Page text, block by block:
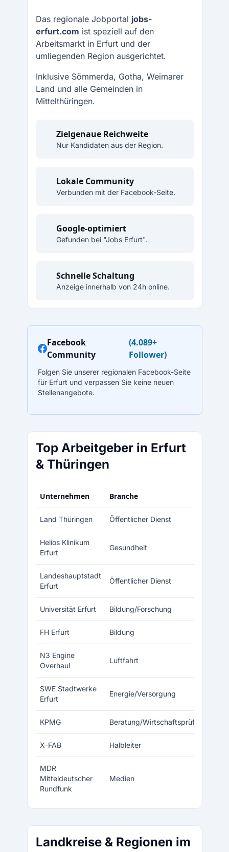
Das regionale Jobportal jobs-
erfurt.com ist speziell auf den
Arbeitsmarkt in Erfurt und der
umliegenden Region ausgerichtet.
Inklusive Sömmerda, Gotha, Weimarer
Land und alle Gemeinden in
Mittelthüringen.
Zielgenaue Reichweite
Nur Kandidaten aus der Region.
Lokale Community
Verbunden mit der Facebook-Seite.
Google-optimiert
Gefunden bei "Jobs Erfurt".
Schnelle Schaltung
Anzeige innerhalb von 24h online.
Facebook
Community
(4.089+
Follower)
Folgen Sie unserer regionalen Facebook-Seite
für Erfurt und verpassen Sie keine neuen
Stellenangebote.
Top Arbeitgeber in Erfurt
& Thüringen
Unternehmen Branche
Land Thüringen Öffentlicher Dienst
Helios Klinikum
Erfurt
Gesundheit
Landeshauptstadt
Erfurt
Öffentlicher Dienst
Universität Erfurt Bildung/Forschung
FH Erfurt Bildung
N3 Engine
Overhaul
Luftfahrt
SWE Stadtwerke
Erfurt
Energie/Versorgung
KPMG Beratung/Wirtschaftsprüfung
X-FAB Halbleiter
MDR
Mitteldeutscher
Rundfunk
Medien
Landkreise & Regionen im